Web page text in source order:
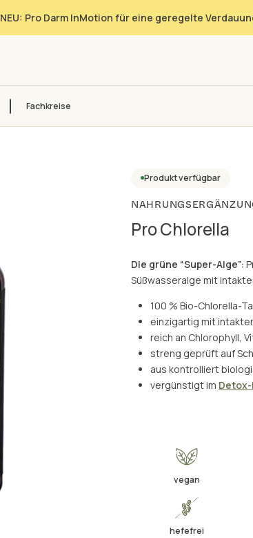
NEU: Pro Darm InMotion für eine geregelte
Fachkreise
Produkt verfügbar
Pro Chlorella
Die grüne “Super-Alge”:
Süßwasseralge mit
100 % Bio-Chlorella-
einzigartig mit
reich an Chlorophyll,
streng geprüft auf
aus kontrolliert
vergünstigt im Detox-
vegan
hefefrei